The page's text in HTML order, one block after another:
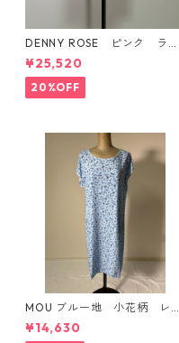
DENNY ROSE ピンク ライ
ンストーン付き ボウタイ
ブラウス
¥25,520
20%OFF
MOU ブルー地 小花柄 レー
ヨンワンピース イタリー製
¥14,630